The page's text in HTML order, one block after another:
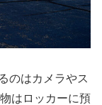
のはカメラやス
はロッカーに預